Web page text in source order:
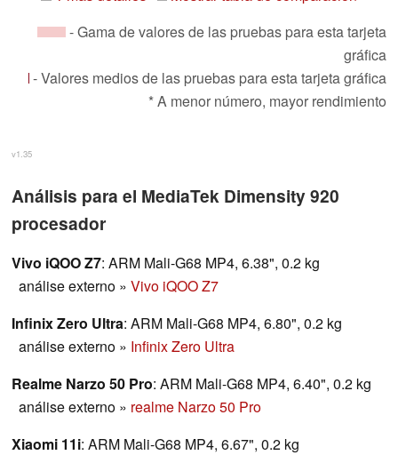
- Gama de valores de las pruebas para esta tarjeta
gráfica
- Valores medios de las pruebas para esta tarjeta gráfica
* A menor número, mayor rendimiento
v1.35
Análisis para el MediaTek Dimensity 920
procesador
Vivo iQOO Z7: ARM Mali-G68 MP4, 6.38", 0.2 kg
análise externo » Vivo iQOO Z7
Infinix Zero Ultra: ARM Mali-G68 MP4, 6.80", 0.2 kg
análise externo » Infinix Zero Ultra
Realme Narzo 50 Pro: ARM Mali-G68 MP4, 6.40", 0.2 kg
análise externo » realme Narzo 50 Pro
Xiaomi 11i: ARM Mali-G68 MP4, 6.67", 0.2 kg